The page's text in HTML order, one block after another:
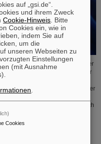
entscheidender Schritt zu einer
Am europäischen Röntgenlaser
Basis des Elements Scandium
der eine Genauigkeit von einer
– das ist rund tausendmal
Basis. Das Team, zu dem auch
Jena, ....
auf „gsi.de“.
und ihrem Zweck
Cookie-Hinweis . Bitte
Cookies ein, wie in
indem Sie auf
um die
unseren Webseiten zu
Einstellungen
(mit Ausnahme
Cookies